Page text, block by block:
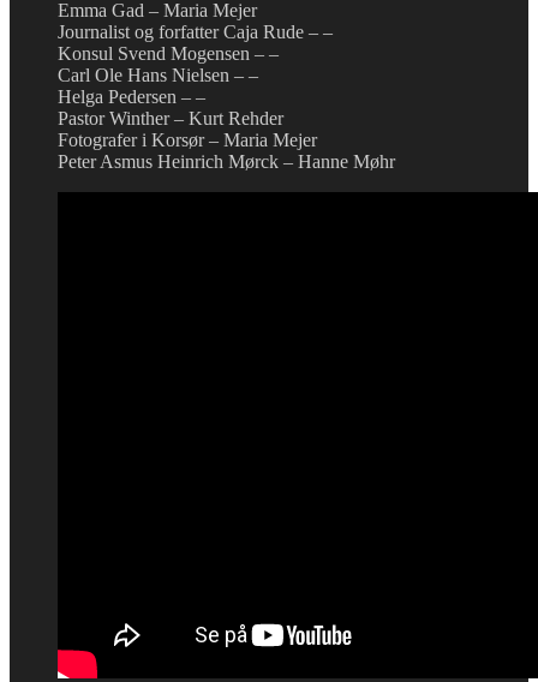
Emma Gad – Maria Mejer
Journalist og forfatter Caja Rude – –
Konsul Svend Mogensen – –
Carl Ole Hans Nielsen – –
Helga Pedersen – –
Pastor Winther – Kurt Rehder
Fotografer i Korsør – Maria Mejer
Peter Asmus Heinrich Mørck – Hanne Møhr